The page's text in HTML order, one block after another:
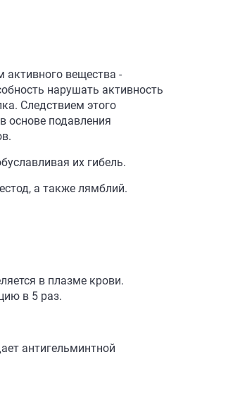
активного вещества -
нарушать активность
Следствием этого
основе подавления
их гибель.
а также лямблий.
в плазме крови.
в 5 раз.
антигельминтной